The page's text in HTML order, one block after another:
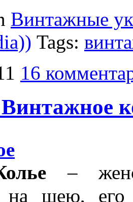
Винтажные
Tags:
16
–
на шею, его